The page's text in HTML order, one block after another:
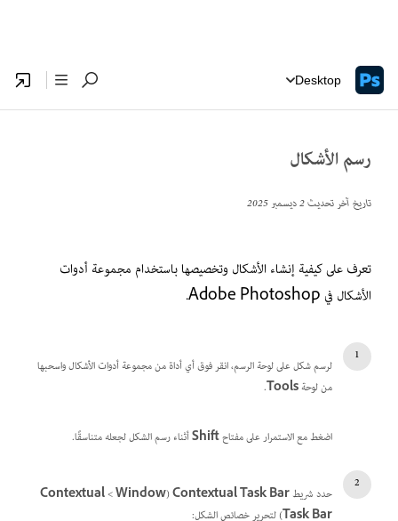
Desktop
رسم الأشكال
تاريخ آخر تحديث2 ديسمبر 2025
تعرف على كيفية إنشاء الأشكال وتخصيصها باستخدام مجموعة أدوات
الأشكال في Adobe Photoshop.
لرسم شكل على لوحة الرسم، انقر فوق أي أداة من مجموعة أدوات الأشكال واسحبها
من لوحةTools
.
اضغط مع الاستمرار على مفتاحShiftأثناء رسم الشكل لجعله متناسقًا.
حدد شريطContextual Task Bar
(
Window
>
‏Contextual
Task Bar) لتحرير خصائص الشكل: